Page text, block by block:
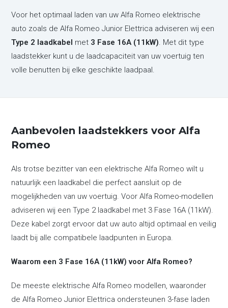
Voor het optimaal laden van uw Alfa Romeo elektrische
auto zoals deAlfa Romeo Junior Elettrica adviseren wij een
Type 2 laadkabel met 3 Fase 16A (11kW). Met dit type
laadstekker kunt u de laadcapaciteit van uw voertuig ten
volle benutten bij elke geschikte laadpaal.
Aanbevolen laadstekkers voor Alfa
Romeo
Als trotse bezitter van een elektrische Alfa Romeo wilt u
natuurlijk een laadkabel die perfect aansluit op de
mogelijkheden van uw voertuig. Voor Alfa Romeo-modellen
adviseren wij een Type 2 laadkabel met 3 Fase 16A (11kW).
Deze kabel zorgt ervoor dat uw auto altijd optimaal en veilig
laadt bij alle compatibele laadpunten in Europa.
Waarom een 3 Fase 16A (11kW) voor Alfa Romeo?
De meeste elektrische Alfa Romeo modellen, waaronder
deAlfa Romeo Junior Elettrica ondersteunen 3-fase laden